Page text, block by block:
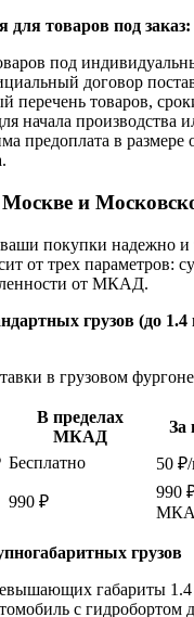
для товаров под заказ:
под
договор
перечень товаров,
начала производства
предоплата в размере
и
покупки надежно и
от трех параметров:
от МКАД.
грузов (до
в грузовом
В пределах
МКАД
За
Бесплатно
50
990 ₽
990
грузов
габариты 1.4
с гидробортом